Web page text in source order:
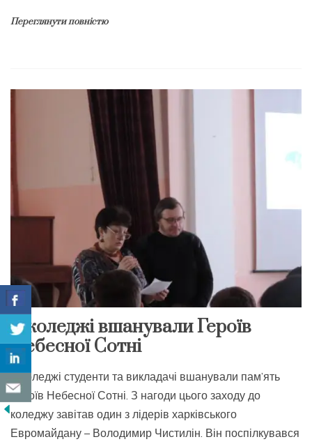
Переглянути повністю
В коледжі вшанували Героїв
Небесної Сотні
В коледжі студенти та викладачі вшанували пам’ять
Героїв Небесної Сотні. З нагоди цього заходу до
коледжу завітав один з лідерів харківського
Евромайдану – Володимир Чистилін. Він поспілкувався